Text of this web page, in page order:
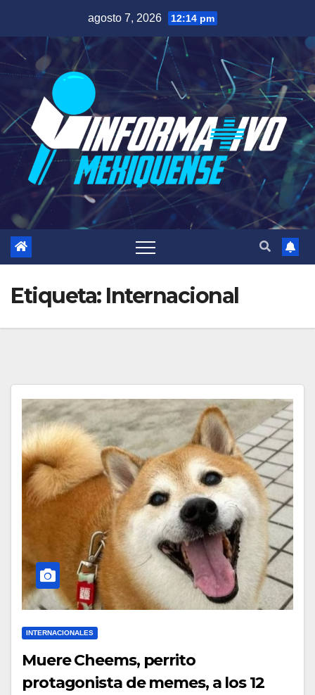
contenido
agosto 7, 2026 12:14 pm
Etiqueta: Internacional
INTERNACIONALES
Muere Cheems, perrito
protagonista de memes, a los 12